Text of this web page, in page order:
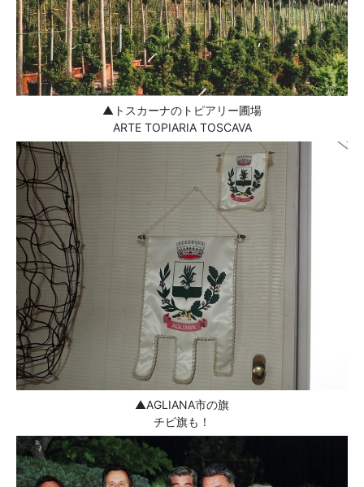
▲トスカーナのトピアリー圃場
ARTE TOPIARIA TOSCAVA
▲AGLIANA市の旗
チビ旗も！